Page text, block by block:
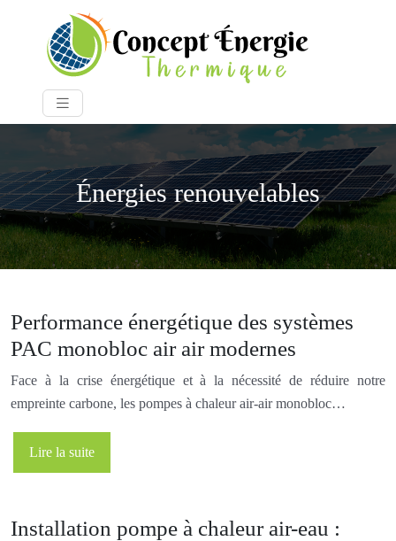
Énergies renouvelables
Performance énergétique des systèmes
PAC monobloc air air modernes
Face à la crise énergétique et à la nécessité de réduire notre
empreinte carbone, les pompes à chaleur air-air monobloc…
Lire la suite
Installation pompe à chaleur air-eau :